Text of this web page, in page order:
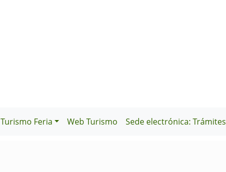
Turismo Feria Web Turismo Sede electrónica: Trámites